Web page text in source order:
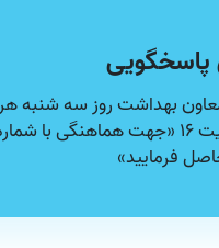
بهداشت روز سه شنبه هر
هفته ساعت 14 لغایت 16 «جهت هماهنگی با